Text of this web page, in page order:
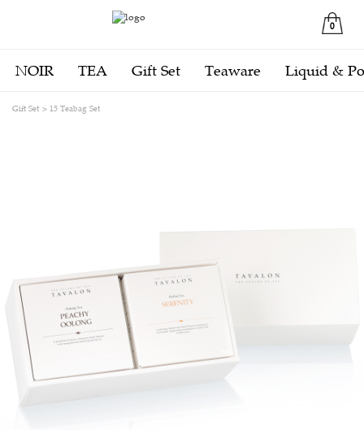
0
NOIR TEA Gift Set Teaware Liquid &
Gift Set 15 Teabag Set